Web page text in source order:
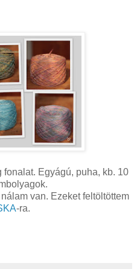
Egyágú, puha, kb. 10
van. Ezeket feltöltöttem
-ra.